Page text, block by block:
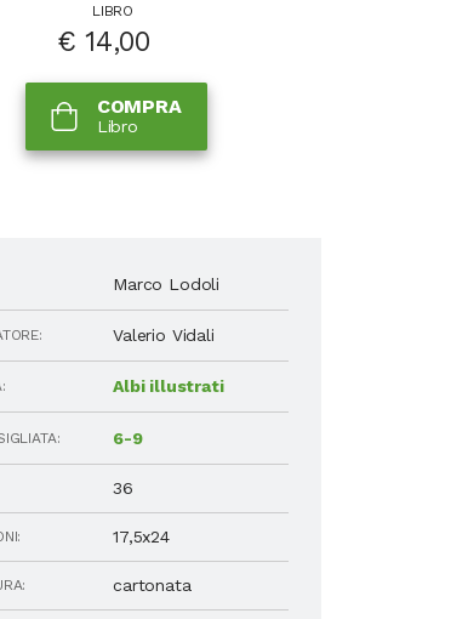
LIBRO
€ 14,00
COMPRA
Libro
Marco Lodoli
Valerio Vidali
Albi illustrati
6-9
36
17,5x24
cartonata